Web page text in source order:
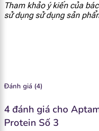
Vitamin B1
Vitamin B12
Tham khảo ý kiến của
sử dụng sử dụng sản
Đánh giá (4)
4 đánh giá cho
Protein Số 3